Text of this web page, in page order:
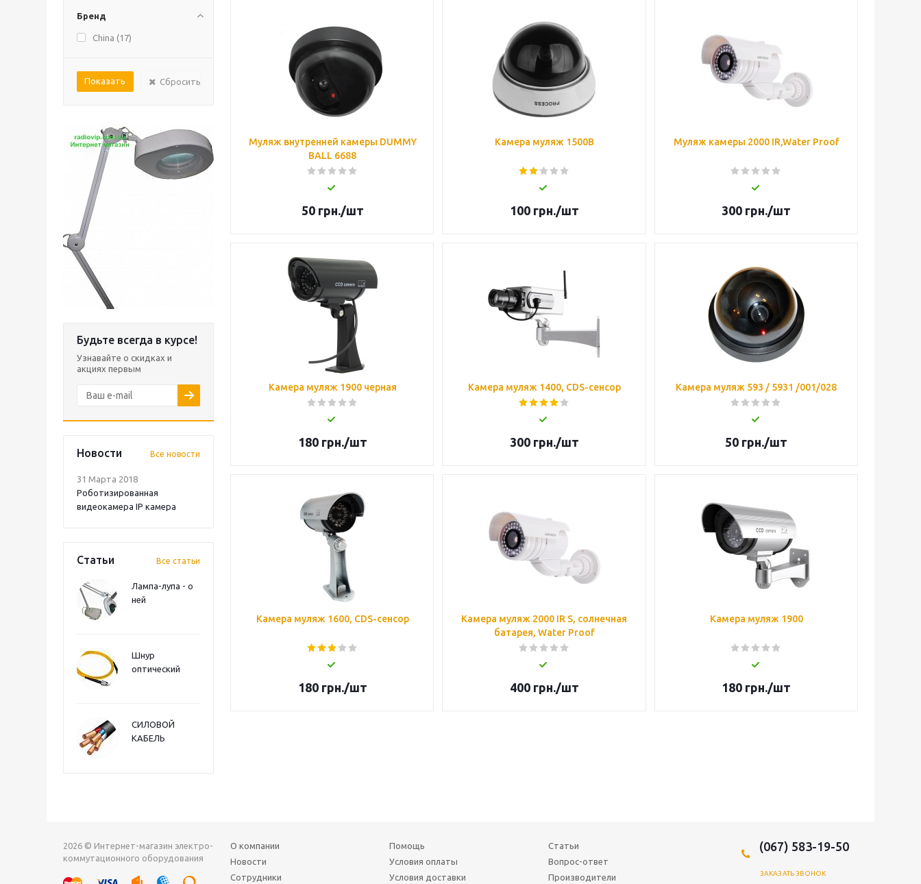
Бренд
China (17)
Сбросить
Будьте всегда в курсе!
Узнавайте о скидках и
акциях первым
Новости Все новости
31 Марта 2018
Роботизированная
видеокамера IP камера
Статьи Все статьи
Лампа-лупа - о
ней
Шнур
оптический
СИЛОВОЙ
КАБЕЛЬ
Муляж внутренней камеры DUMMY
BALL 6688
50грн./шт
Камера муляж 1500B
100грн./шт
Муляж камеры 2000 IR,Water Proof
300 грн./шт
Камера муляж 1900 черная
180грн./шт
Камера муляж 1400, CDS-сенсор
300грн./шт
Камера муляж 593 / 5931 /001/028
50 грн./шт
Камера муляж 1600, CDS-сенсор
180грн./шт
Камера муляж 2000 IR S, солнечная
батарея, Water Proof
400грн./шт
Камера муляж 1900
180 грн./шт
2026 © Интернет-магазин электро-
коммутационного оборудования
О компании
Новости
Сотрудники
Помощь
Условия оплаты
Условия доставки
Статьи
Вопрос-ответ
Производители
(067) 583-19-50
ЗАКАЗАТЬ ЗВОНОК